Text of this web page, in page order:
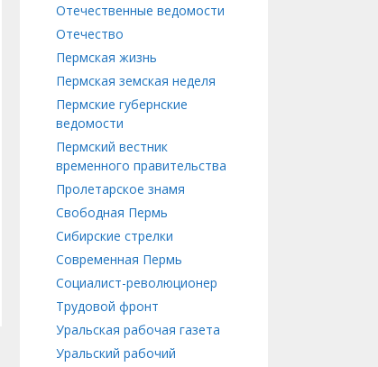
Отечественные ведомости
Отечество
Пермская жизнь
Пермская земская неделя
Пермские губернские
ведомости
Пермский вестник
временного правительства
Пролетарское знамя
Свободная Пермь
Сибирские стрелки
Современная Пермь
Социалист-революционер
Трудовой фронт
Уральская рабочая газета
Уральский рабочий